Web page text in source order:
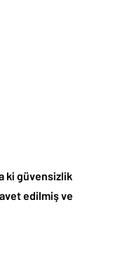
ki güvensizlik
edilmiş ve